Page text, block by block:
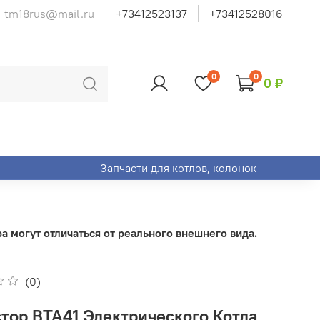
tm18rus@mail.ru +73412523137 +73412528016
0 0 0 ₽
Запчасти для котлов, колонок
отличаться от реального внешнего вида.
(0)
BTA41 Электрического Котла